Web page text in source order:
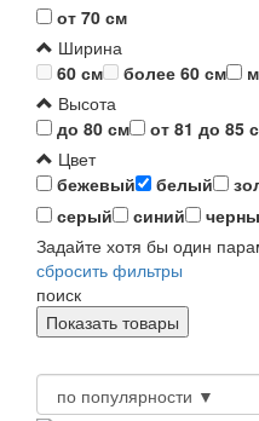
от 70 см
Ширина
60 см
более 60 см
Высота
до 80 см
от 81 до 85
Цвет
бежевый
белый
серый
синий
Задайте хотя бы один
сбросить фильтры
поиск